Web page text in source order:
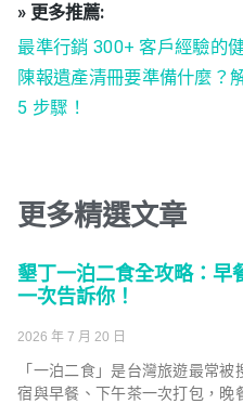
» 更多推薦:
最準行銷 300+ 客戶經驗的
陳報遺產清冊要準備什麼？
5 步驟！
更多精選文章
墾丁一泊二食全攻略：早
一次告訴你！
2026 年 7 月 20 日
「一泊二食」是台灣旅遊最常
宿與早餐、下午茶一次打包，晚